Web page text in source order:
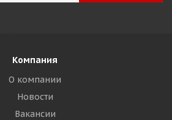
Компания
О компании
Новости
Вакансии